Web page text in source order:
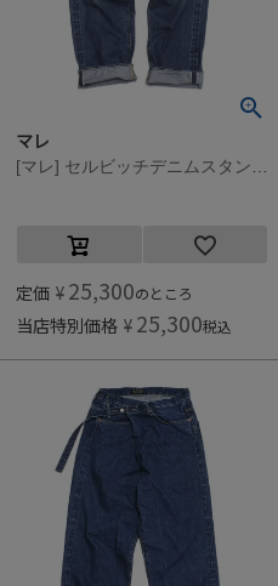
マレ
定価 ¥ 25,300のところ
当店特別価格 ¥ 25,300税込